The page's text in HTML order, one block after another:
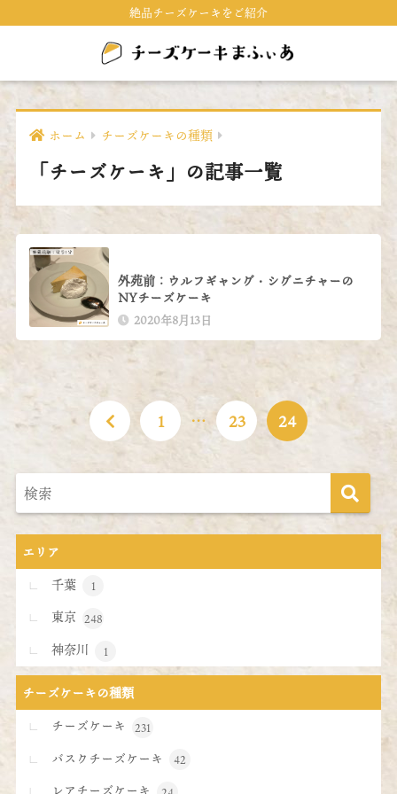
絶品チーズケーキをご紹介
ホーム チーズケーキの種類
「チーズケーキ」の記事一覧
外苑前：ウルフギャング・シグニチャーの
NYチーズケーキ
2020年8月13日
1 … 23 24
エリア
千葉
1
東京 248
神奈川 1
チーズケーキの種類
チーズケーキ
231
バスクチーズケーキ 42